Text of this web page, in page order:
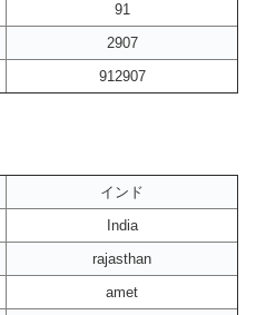
91
2907
912907
インド
India
rajasthan
amet